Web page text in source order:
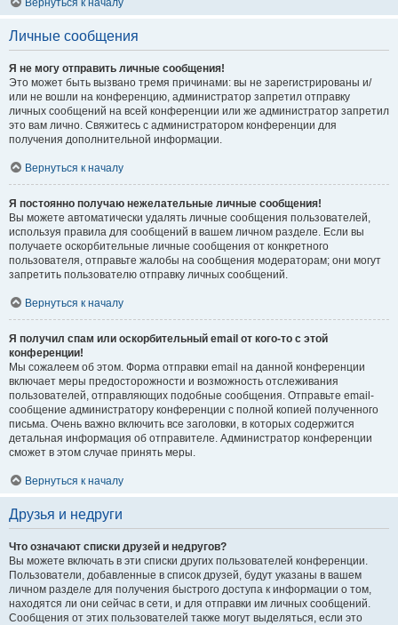
Вернуться к началу
Личные сообщения
Я не могу отправить личные сообщения!
Это может быть вызвано тремя причинами: вы не зарегистрированы и/
или не вошли на конференцию, администратор запретил отправку
личных сообщений на всей конференции или же администратор запретил
это вам лично. Свяжитесь с администратором конференции для
получения дополнительной информации.
Вернуться к началу
Я постоянно получаю нежелательные личные сообщения!
Вы можете автоматически удалять личные сообщения пользователей,
используя правила для сообщений в вашем личном разделе. Если вы
получаете оскорбительные личные сообщения от конкретного
пользователя, отправьте жалобы на сообщения модераторам; они могут
запретить пользователю отправку личных сообщений.
Вернуться к началу
Я получил спам или оскорбительный email от кого-то с этой
конференции!
Мы сожалеем об этом. Форма отправки email на данной конференции
включает меры предосторожности и возможность отслеживания
пользователей, отправляющих подобные сообщения. Отправьте email-
сообщение администратору конференции с полной копией полученного
письма. Очень важно включить все заголовки, в которых содержится
детальная информация об отправителе. Администратор конференции
сможет в этом случае принять меры.
Вернуться к началу
Друзья и недруги
Что означают списки друзей и недругов?
Вы можете включать в эти списки других пользователей конференции.
Пользователи, добавленные в список друзей, будут указаны в вашем
личном разделе для получения быстрого доступа к информации о том,
находятся ли они сейчас в сети, и для отправки им личных сообщений.
Сообщения от этих пользователей также могут выделяться, если это